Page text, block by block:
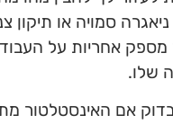
סמויה או תיקון
אחריות על
שלו.
אם האינסטלטור